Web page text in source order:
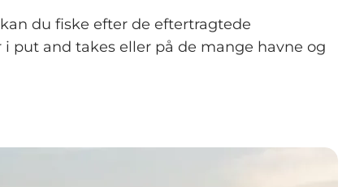
du fiske efter de eftertragtede
put and takes eller på de mange havne og